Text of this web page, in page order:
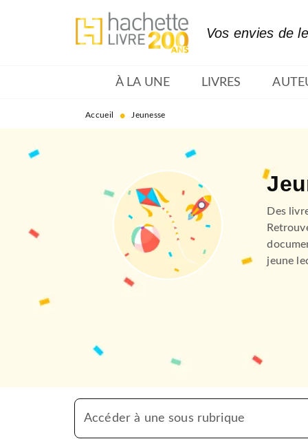
MENU RECHERCHE
Vos envies de
À LA UNE LIVRES
Accueil • Jeunesse
Des
jeune
Accéder à une sous rubrique